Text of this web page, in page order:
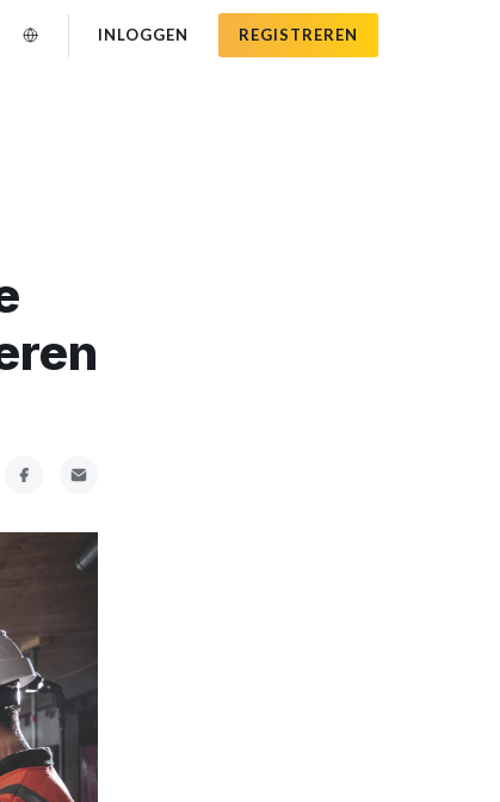
INLOGGEN REGISTREREN